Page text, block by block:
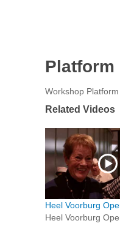
Platform
Workshop
Related Videos
Heel Voorburg
Heel Voorburg